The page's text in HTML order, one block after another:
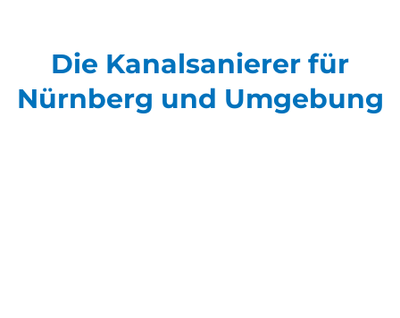
Die Kanalsanierer für
Nürnberg und Umgebung